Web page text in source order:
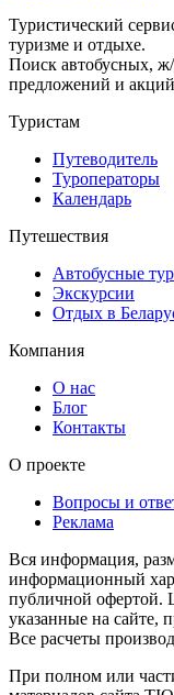
Туристический
туризме и отдыхе.
Поиск автобусных,
предложений и
Туристам
Путеводитель
Туроператоры
Календарь
Путешествия
Автобусные
Экскурсии
Отдых в
Компания
О нас
Блог
Контакты
О проекте
Вопросы и
Реклама
Вся информация,
информационный
публичной
указанные на сайте,
Все расчеты
При полном или